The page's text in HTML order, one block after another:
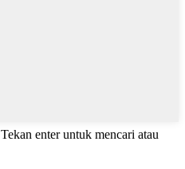
Tekan enter untuk mencari atau